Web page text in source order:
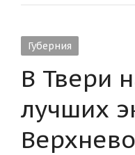
Губерния
В Твери
лучших